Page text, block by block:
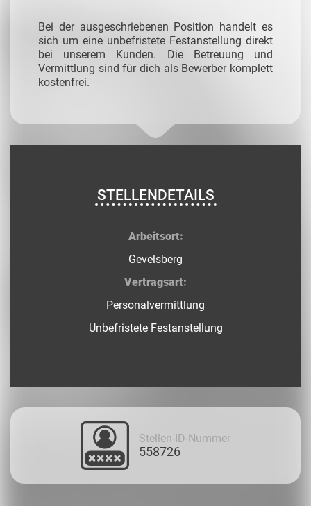
Bei der ausgeschriebenen Position handelt es
sich um eine unbefristete Festanstellung direkt
bei unserem Kunden. Die Betreuung und
Vermittlung sind für dich als Bewerber komplett
kostenfrei.
STELLENDETAILS
Arbeitsort:
Gevelsberg
Vertragsart:
Personalvermittlung
Unbefristete Festanstellung
Stellen-ID-Nummer
558726